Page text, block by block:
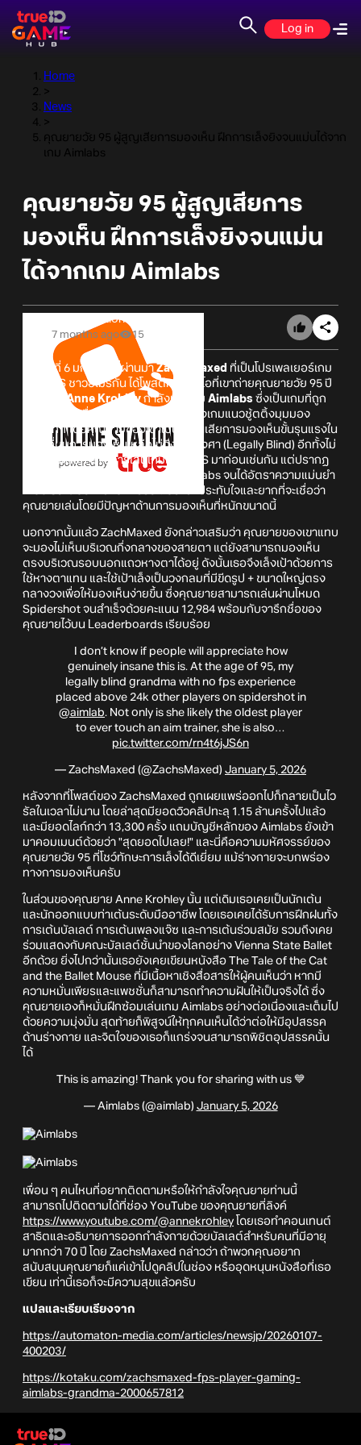
Log in
Home
>
News
>
คุณยายวัย 95 ผู้สูญเสียการมองเห็น ฝึกการเล็งยิงจนแม่นได้จาก
เกม Aimlabs
คุณยายวัย 95 ผู้สูญเสียการ
มองเห็น ฝึกการเล็งยิงจนแม่น
ได้จากเกม Aimlabs
Online Station
7 months ago
15
เมื่อวันที่ 6 มกราคมที่ผ่านมา ZachsMaxed ที่เป็นโปรเพลเยอร์เกม
แนว FPS ชาวอเมริกัน ได้โพสต์คลิปวิดีโอที่เขาถ่ายคุณยายวัย 95 ปี
Anne Krohley กำลังเล่นเกม Aimlabs ซึ่งเป็นเกมที่ถูก
ออกแบบมาเพื่อให้ผู้เล่นใช้ฝึกการเล็งยิงเกมแนวชู้ตติ้งมุมมอง
บุคคลที่ 1 โดยคุณยายของเขาเป็นผู้สูญเสียการมองเห็นขั้นรุนแรงใน
ระดับที่มุมการมองเห็นเหลือไม่ถึง 20 องศา (Legally Blind) อีกทั้งไม่
เคยมีประสบการณ์การเล่นเกมแนว FPS มาก่อนเช่นกัน แต่ปรากฏ
ว่าคุณยายกลับโชว์การเล็งในเกม Aimlabs จนได้อัตราความแม่นยำ
เกือบ 80% อย่างน่าอัศจรรย์ ถือว่าน่าประทับใจและยากที่จะเชื่อว่า
คุณยายเล่นโดยมีปัญหาด้านการมองเห็นที่หนักขนาดนี้
นอกจากนั้นแล้ว ZachMaxed ยังกล่าวเสริมว่า คุณยายของเขาแทบ
จะมองไม่เห็นบริเวณกึ่งกลางของสายตา แต่ยังสามารถมองเห็น
ตรงบริเวณรอบนอกแถวหางตาได้อยู่ ดังนั้นเธอจึงเล็งเป้าด้วยการ
ใช้หางตาแทน และใช้เป้าเล็งเป็นวงกลมที่มีขีดรูป + ขนาดใหญ่ตรง
กลางวงเพื่อให้มองเห็นง่ายขึ้น ซึ่งคุณยายสามารถเล่นผ่านโหมด
Spidershot จนสำเร็จด้วยคะแนน 12,984 พร้อมกับจารึกชื่อของ
คุณยายไว้บน Leaderboards เรียบร้อย
I don’t know if people will appreciate how
genuinely insane this is. At the age of 95, my
legally blind grandma with no fps experience
placed above 24k other players on spidershot in
@aimlab. Not only is she likely the oldest player
to ever touch an aim trainer, she is also…
pic.twitter.com/rn4t6jJS6n
— ZachsMaxed (@ZachsMaxed) January 5, 2026
หลังจากที่โพสต์ของ ZachsMaxed ถูกเผยแพร่ออกไปก็กลายเป็นไว
รัลในเวลาไม่นาน โดยล่าสุดมียอดวิวคลิปทะลุ 1.15 ล้านครั้งไปแล้ว
และมียอดไลก์กว่า 13,300 ครั้ง แถมบัญชีหลักของ Aimlabs ยังเข้า
มาคอมเมนต์ด้วยว่า "สุดยอดไปเลย!" และนี่คือความมหัศจรรย์ของ
คุณยายวัย 95 ที่โชว์ทักษะการเล็งได้ดีเยี่ยม แม้ร่างกายจะบกพร่อง
ทางการมองเห็นครับ
ในส่วนของคุณยาย Anne Krohley นั้น แต่เดิมเธอเคยเป็นนักเต้น
และนักออกแบบท่าเต้นระดับมืออาชีพ โดยเธอเคยได้รับการฝึกฝนทั้ง
การเต้นบัลเลต์ การเต้นเพลงแจ๊ซ และการเต้นร่วมสมัย รวมถึงเคย
ร่วมแสดงกับคณะบัลเลต์ชั้นนำของโลกอย่าง Vienna State Ballet
อีกด้วย ยิ่งไปกว่านั้นเธอยังเคยเขียนหนังสือ The Tale of the Cat
and the Ballet Mouse ที่มีเนื้อหาเชิงสื่อสารให้ผู้คนเห็นว่า หากมี
ความหมั่นเพียรและแพชชั่นก็สามารถทำความฝันให้เป็นจริงได้ ซึ่ง
คุณยายเองก็หมั่นฝึกซ้อมเล่นเกม Aimlabs อย่างต่อเนื่องและเต็มไป
ด้วยความมุ่งมั่น สุดท้ายก็พิสูจน์ให้ทุกคนเห็นได้ว่าต่อให้มีอุปสรรค
ด้านร่างกาย และจิตใจของเธอก็แกร่งจนสามารถพิชิตอุปสรรคนั้น
ได้
This is amazing! Thank you for sharing with us 💙
— Aimlabs (@aimlab) January 5, 2026
เพื่อน ๆ คนไหนที่อยากติดตามหรือให้กำลังใจคุณยายท่านนี้
สามารถไปติดตามได้ที่ช่อง YouTube ของคุณยายที่ลิงค์
https://www.youtube.com/@annekrohley โดยเธอทำคอนเทนต์
สาธิตและอธิบายการออกกำลังกายด้วยบัลเลต์สำหรับคนที่มีอายุ
มากกว่า 70 ปี โดย ZachsMaxed กล่าวว่า ถ้าพวกคุณอยาก
สนับสนุนคุณยายก็แค่เข้าไปดูคลิปในช่อง หรืออุดหนุนหนังสือที่เธอ
เขียน เท่านี้เธอก็จะมีความสุขแล้วครับ
แปลและเรียบเรียงจาก
https://automaton-media.com/articles/newsjp/20260107-
400203/
https://kotaku.com/zachsmaxed-fps-player-gaming-
aimlabs-grandma-2000657812